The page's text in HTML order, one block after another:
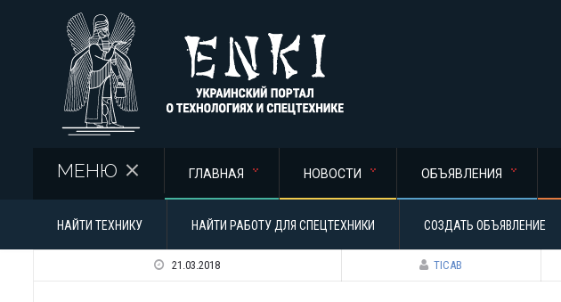
МЕНЮ ГЛАВНАЯ НОВОСТИ ОБЪЯВЛЕНИЯ
НАЙТИ ТЕХНИКУ НАЙТИ РАБОТУ ДЛЯ СПЕЦТЕХНИКИ СОЗДАТЬ ОБЪЯВЛЕНИЕ
21.03.2018 TICAB